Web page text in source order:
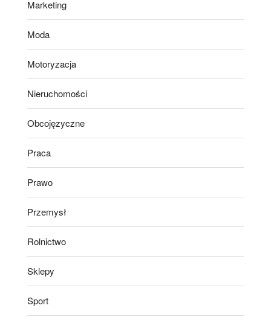
Marketing
Moda
Motoryzacja
Nieruchomości
Obcojęzyczne
Praca
Prawo
Przemysł
Rolnictwo
Sklepy
Sport